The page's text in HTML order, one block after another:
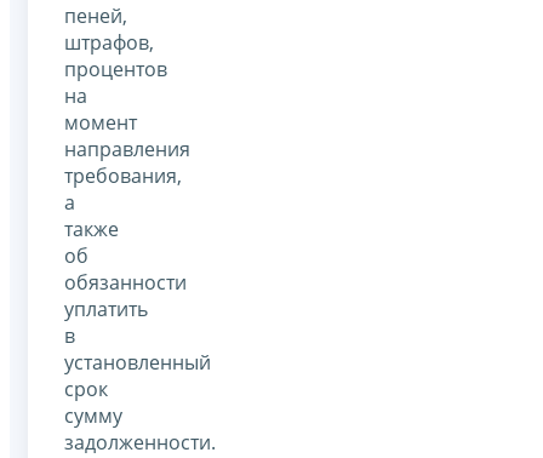
пеней,
штрафов,
процентов
на
момент
направления
требования,
а
также
об
обязанности
уплатить
в
установленный
срок
сумму
задолженности.